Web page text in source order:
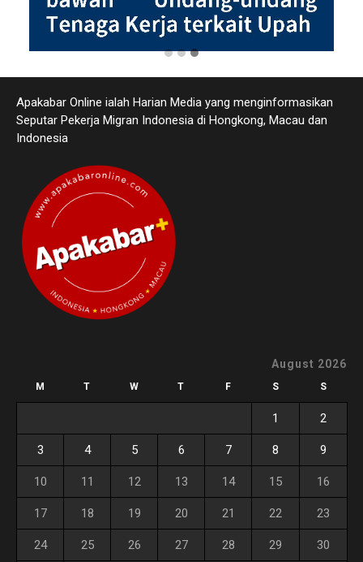
Apakabar Online ialah Harian Media yang menginformasikan
Seputar Pekerja Migran Indonesia di Hongkong, Macau dan
Indonesia
August 2026
M T W T F S S
1 2
3 4 5 6 7 8 9
10 11 12 13 14 15 16
17 18 19 20 21 22 23
24 25 26 27 28 29 30